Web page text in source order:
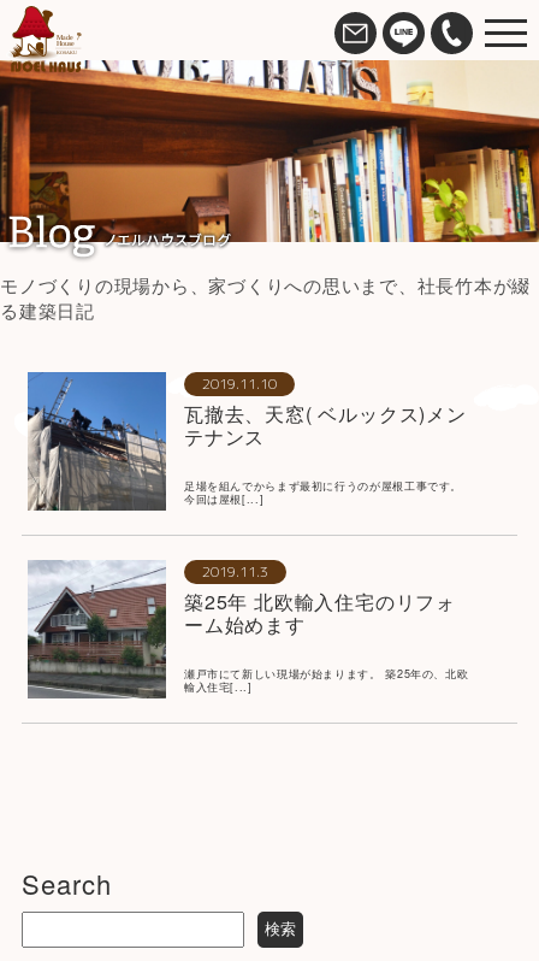
モノづくりの現場から、家づくりへの思いまで、社長竹本が綴
る建築日記
2019.11.10
瓦撤去、天窓( ベルックス)メン
テナンス
足場を組んでからまず最初に行うのが屋根工事です。
今回は屋根[...]
2019.11.3
築25年 北欧輸入住宅のリフォ
ーム始めます
瀬戸市にて新しい現場が始まります。 築25年の、北欧
輸入住宅[...]
Search